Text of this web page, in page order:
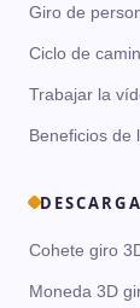
Giro de
Ciclo de
Trabajar la
Beneficios de
Cohete giro
Moneda 3D